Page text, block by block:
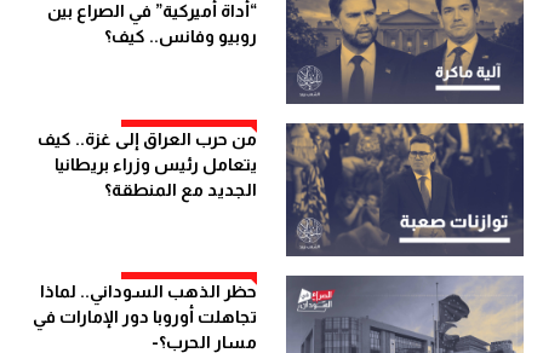
“أداة أميركية” في الصراع بين
روبيو وفانس.. كيف؟
من حرب العراق إلى غزة.. كيف
يتعامل رئيس وزراء بريطانيا
الجديد مع المنطقة؟
حظر الذهب السوداني.. لماذا
تجاهلت أوروبا دور الإمارات في
مسار الحرب؟-